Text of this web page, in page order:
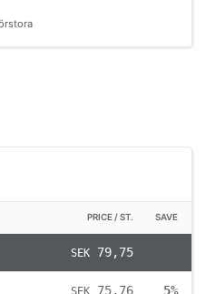
PRICE / ST. SAVE
SEK 79,75
SEK 75,76 5%